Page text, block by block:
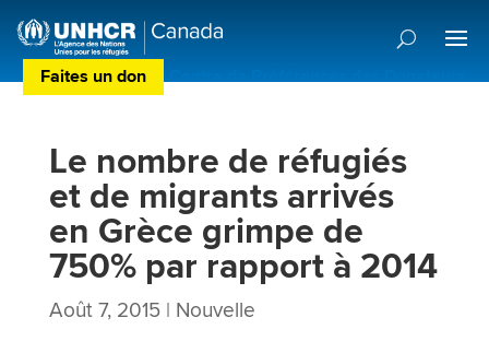
Faites un don Centre de Préférences des Donateurs
Le nombre de réfugiés
et de migrants arrivés
en Grèce grimpe de
750% par rapport à 2014
Août 7, 2015| Nouvelle